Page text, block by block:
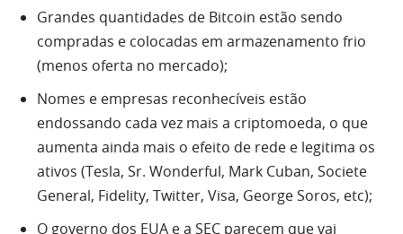
Grandes quantidades de Bitcoin estão sendo
compradas e colocadas em armazenamento frio
(menos oferta no mercado);
Nomes e empresas reconhecíveis estão
endossando cada vez mais a criptomoeda, o que
aumenta ainda mais o efeito de rede e legitima os
ativos (Tesla, Sr. Wonderful, Mark Cuban, Societe
General, Fidelity, Twitter, Visa, George Soros, etc);
O governo dos EUA e a SEC parecem que vai